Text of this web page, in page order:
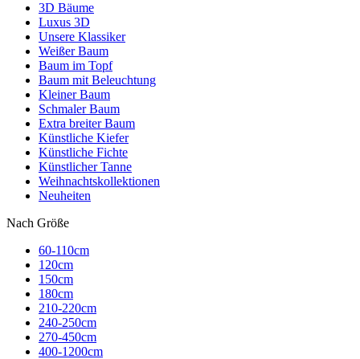
3D Bäume
Luxus 3D
Unsere Klassiker
Weißer Baum
Baum im Topf
Baum mit Beleuchtung
Kleiner Baum
Schmaler Baum
Extra breiter Baum
Künstliche Kiefer
Künstliche Fichte
Künstlicher Tanne
Weihnachtskollektionen
Neuheiten
Nach Größe
60-110cm
120cm
150cm
180cm
210-220cm
240-250cm
270-450cm
400-1200cm